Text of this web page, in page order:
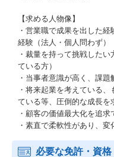
【求める人物像】
・営業職で成果を出した
経験（法人・個人問わず）
・裁量を持って挑戦した
ている方）
・当事者意識が高く、課
・将来起業を考えている
ている等、圧倒的な成長を
・顧客の価値最大化を追求
・素直で柔軟性があり、
必要な免許・資格